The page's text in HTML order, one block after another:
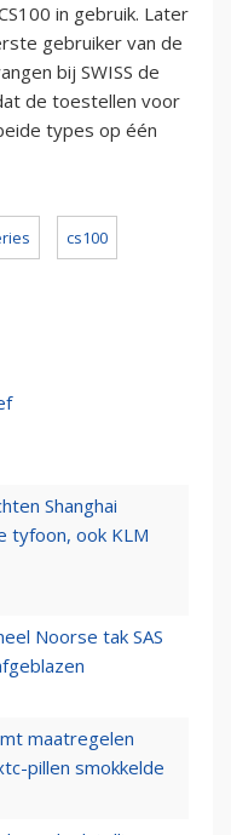
in gebruik. Later
gebruiker van de
bij SWISS de
de toestellen voor
types op één
cs100
Shanghai
tyfoon, ook KLM
Noorse tak SAS
maatregelen
pillen smokkelde